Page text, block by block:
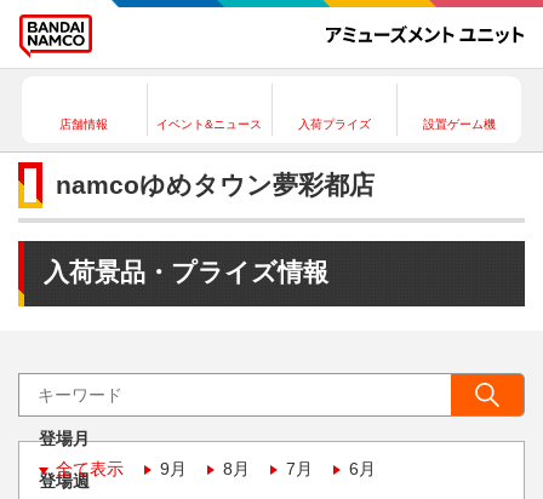
店舗情報 イベント&ニュース 入荷プライズ 設置ゲーム機
namcoゆめタウン夢彩都店
入荷景品・プライズ情報
登場月
全て表示
9月 8月 7月 6月
登場週